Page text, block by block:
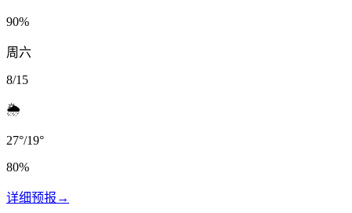
90%
周六
8/15
🌦️
27°/19°
80%
详细预报 →